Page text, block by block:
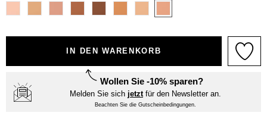
IN DEN WARENKORB
Wollen Sie -10% sparen?
Melden Sie sich jetztfür den Newsletter an.
Beachten Sie die Gutscheinbedingungen.